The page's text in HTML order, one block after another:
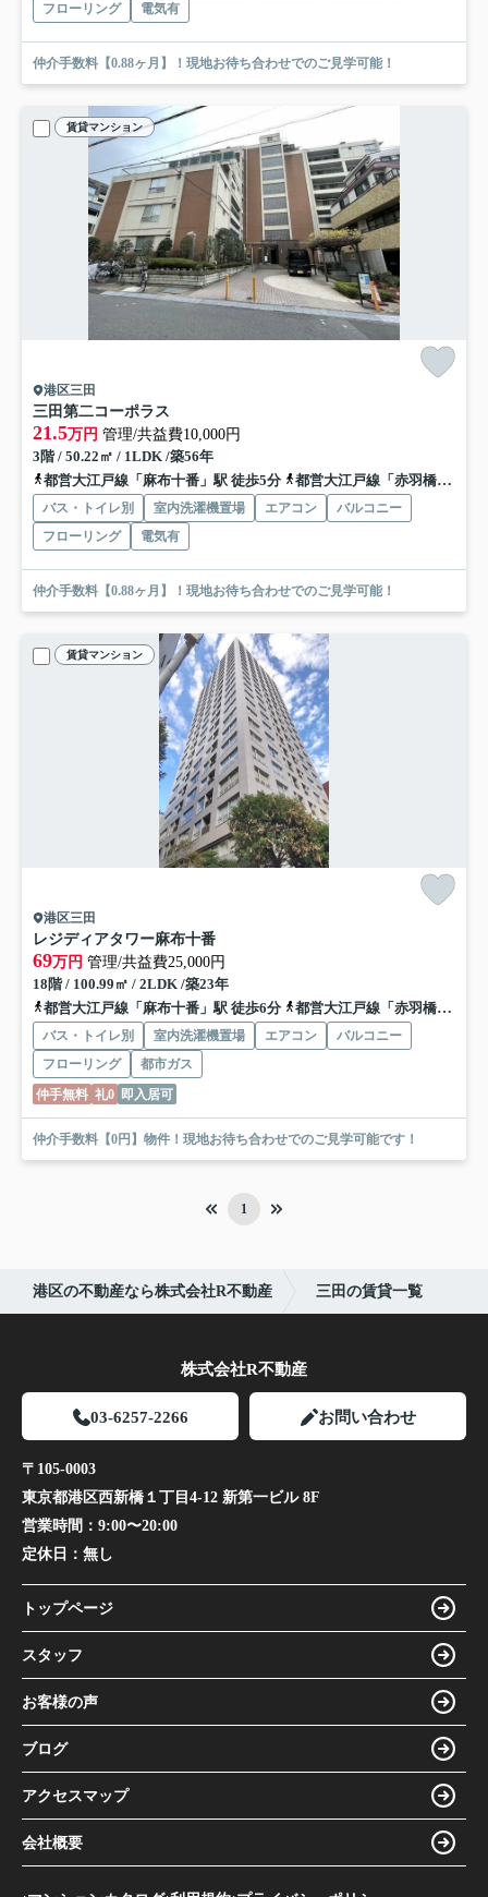
フローリング
電気有
仲介手数料【0.88ヶ月】！現地お待ち合わせでのご見学可能！
賃貸マンション
港区三田
三田第二コーポラス
21.5万円 管理/共益費10,000円
3階 / 50.22㎡ / 1LDK /築56年
都営大江戸線「麻布十番」駅 徒歩5分
都営大江戸線「赤羽橋」駅 徒歩6分
バス・トイレ別 室内洗濯機置場 エアコン
バルコニー
フローリング
電気有
仲介手数料【0.88ヶ月】！現地お待ち合わせでのご見学可能！
賃貸マンション
港区三田
レジディアタワー麻布十番
69万円 管理/共益費25,000円
18階 / 100.99㎡ / 2LDK /築23年
都営大江戸線「麻布十番」駅 徒歩6分
都営大江戸線「赤羽橋」駅 徒歩7分
バス・トイレ別 室内洗濯機置場 エアコン
バルコニー
フローリング
都市ガス
仲手無料 礼0 即入居可
仲介手数料【0円】物件！現地お待ち合わせでのご見学可能です！
1
港区の不動産なら株式会社R不動産 三田の賃貸一覧
株式会社R不動産
03-6257-2266 お問い合わせ
〒105-0003
東京都港区西新橋１丁目4-12 新第一ビル 8F
営業時間： 9:00〜20:00
定休日： 無し
トップページ
スタッフ
お客様の声
ブログ
アクセスマップ
会社概要